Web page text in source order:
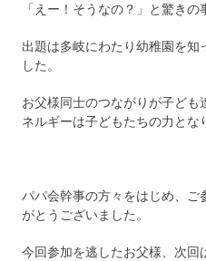
「えー！そうなの？」と驚き
出題は多岐にわたり幼稚園を知
した。
お父様同士のつながりが子ど
ネルギーは子どもたちの力とな
パパ会幹事の方々をはじめ、ご
がとうございました。
今回参加を逃したお父様、次回